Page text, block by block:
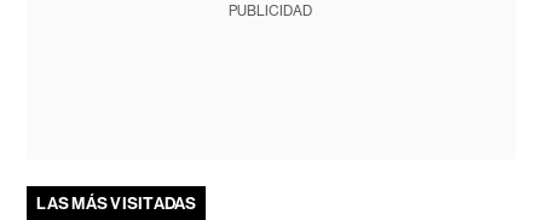
PUBLICIDAD
LAS MÁS VISITADAS